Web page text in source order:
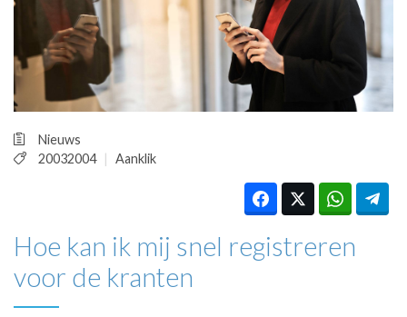
PRAKTIJKZAKEN
TARIEVEN
VPHUISARTSEN
MEDISCHE VAKHANDEL
REGISTRATIE
Nieuws
20032004
Aanklik
Hoe kan ik mij snel registreren
voor de kranten